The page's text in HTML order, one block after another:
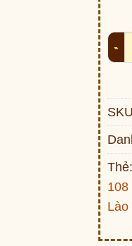
Thẻ:
108
Lào